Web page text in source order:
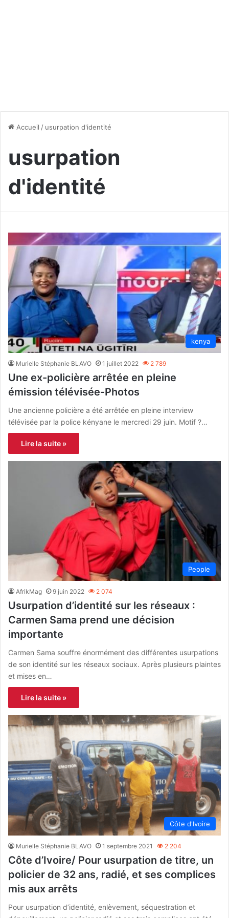
Accueil / usurpation d'identité
usurpation
d'identité
kenya
Murielle Stéphanie BLAVO 1 juillet 2022 2 789
Une ex-policière arrêtée en pleine
émission télévisée-Photos
Une ancienne policière a été arrêtée en pleine interview
télévisée par la police kényane le mercredi 29 juin. Motif ?…
Lire la suite »
People
AfrikMag 9 juin 2022 2 074
Usurpation d’identité sur les réseaux :
Carmen Sama prend une décision
importante
Carmen Sama souffre énormément des différentes usurpations
de son identité sur les réseaux sociaux. Après plusieurs plaintes
et mises en…
Lire la suite »
Côte d'Ivoire
Murielle Stéphanie BLAVO 1 septembre 2021 2 204
Côte d’Ivoire/ Pour usurpation de titre, un
policier de 32 ans, radié, et ses complices
mis aux arrêts
Pour usurpation d’identité, enlèvement, séquestration et